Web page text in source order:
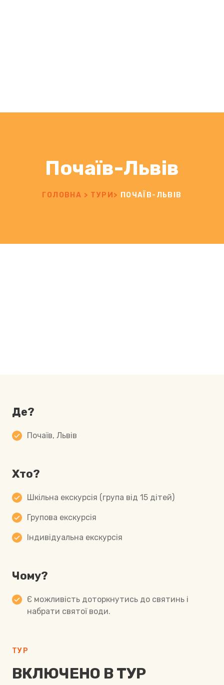
Почаїв-Львів
ГОЛОВНА > ТУРИ > ПОЧАЇВ-ЛЬВІВ
Де?
Почаїв, Львів
Хто?
Шкільна екскурсія (група від 15 дітей)
Групова екскурсія
Індивідуальна екскурсія
Чому?
Є можливість доторкнутись до святинь і
набрати святої води.
ТУР
ВКЛЮЧЕНО В ТУР